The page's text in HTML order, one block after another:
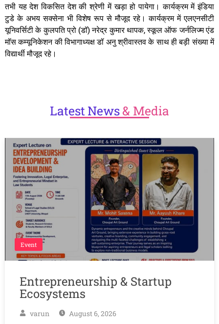
तभी यह देश विकसित देश की श्रेणी में खड़ा हो पायेगा। कार्यक्रम में इंडिया
टुडे के अभय सक्सेना भी विशेष रूप से मौजूद रहे। कार्यक्रम में एलएनसीटी
यूनिवर्सिटी के कुलपति प्रो (डॉ) नरेद्र कुमार थापक, स्कूल ऑफ जर्नलिज्म एंड
मॉस कम्यूनिकेशन की विभागाध्यक्ष डॉ अनु श्रीवास्तव के साथ ही बड़ी संख्या में
विद्यार्थी मौजूद रहे।
LatestNews& Media
Event
Entrepreneurship & Startup
Ecosystems
varun August 6, 2026